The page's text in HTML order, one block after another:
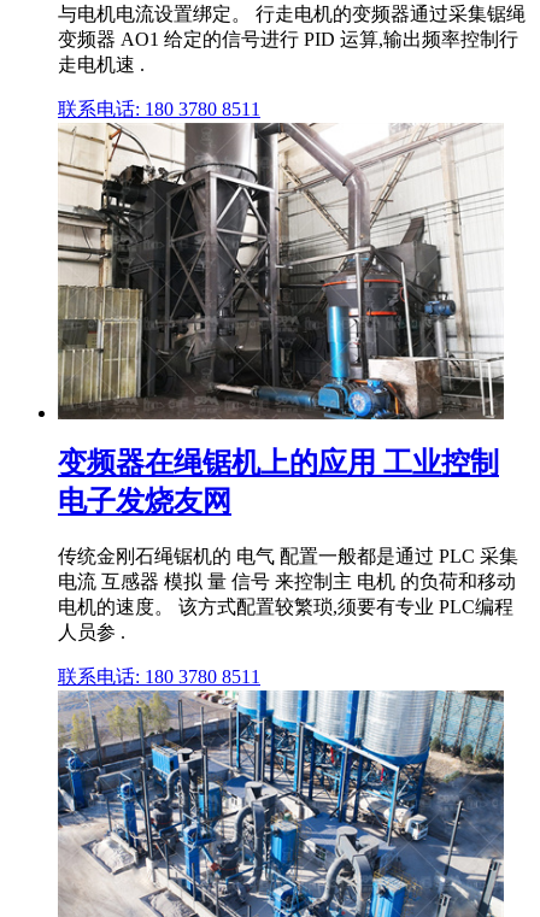
与电机电流设置绑定。 行走电机的变频器通过采集锯绳
变频器 AO1 给定的信号进行 PID 运算,输出频率控制行
走电机速 .
联系电话: 180 3780 8511
变频器在绳锯机上的应用 工业控制
电子发烧友网
传统金刚石绳锯机的 电气 配置一般都是通过 PLC 采集
电流 互感器 模拟 量 信号 来控制主 电机 的负荷和移动
电机的速度。 该方式配置较繁琐,须要有专业 PLC编程
人员参 .
联系电话: 180 3780 8511